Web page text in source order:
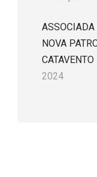
NOVA
CATAVENTO
2024